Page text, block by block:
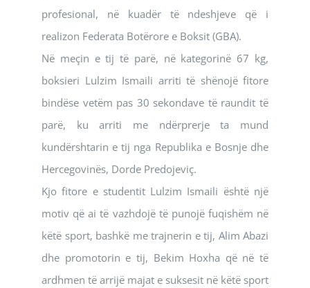
profesional, në kuadër të ndeshjeve që i
realizon Federata Botërore e Boksit (GBA).
Në meçin e tij të parë, në kategorinë 67 kg,
boksieri Lulzim Ismaili arriti të shënojë fitore
bindëse vetëm pas 30 sekondave të raundit të
parë, ku arriti me ndërprerje ta mund
kundërshtarin e tij nga Republika e Bosnje dhe
Hercegovinës, Dorde Predojeviç.
Kjo fitore e studentit Lulzim Ismaili është një
motiv që ai të vazhdojë të punojë fuqishëm në
këtë sport, bashkë me trajnerin e tij, Alim Abazi
dhe promotorin e tij, Bekim Hoxha që në të
ardhmen të arrijë majat e suksesit në këtë sport